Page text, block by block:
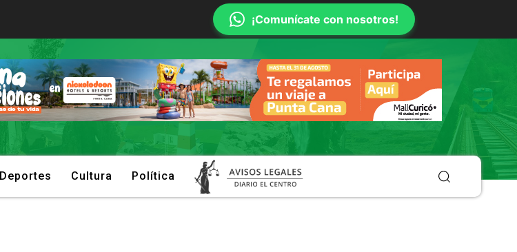
¡Comunícate con nosotros!
Deportes Cultura Política